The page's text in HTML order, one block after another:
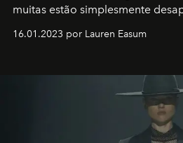
muitas estão simplesmente
transportador AMTD abrindo
por propósitos, com um claro
16.01.2023 por Lauren Easum